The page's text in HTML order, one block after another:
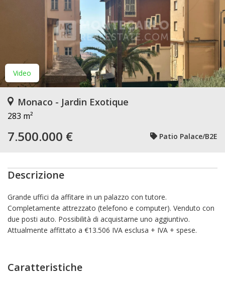
Video
Monaco - Jardin Exotique
283 m²
7.500.000 € Patio Palace/B2E
Descrizione
Grande uffici da affitare in un palazzo con tutore.
Completamente attrezzato (telefono e computer). Venduto con
due posti auto. Possibilità di acquistarne uno aggiuntivo.
Attualmente affittato a €13.506 IVA esclusa + IVA + spese.
Caratteristiche